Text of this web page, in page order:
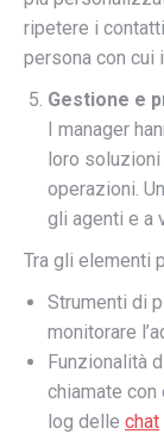
ripetere i
persona con cui
Gestione e
I manager
loro soluzioni
operazioni.
gli agenti e a
Tra gli elementi
Strumenti di
monitorare
Funzionalità
chiamate
log delle chat